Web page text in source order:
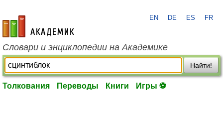
academic.ru
EN DE ES FR
Словари и энциклопедии на Академике
Найти!
Толкования Переводы Книги Игры ⚽